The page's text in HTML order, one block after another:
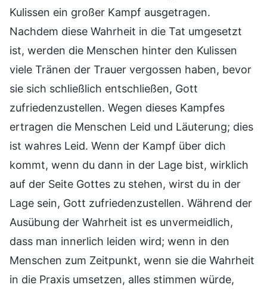
Kulissen ein großer Kampf ausgetragen.
Nachdem diese Wahrheit in die Tat umgesetzt
ist, werden die Menschen hinter den Kulissen
viele Tränen der Trauer vergossen haben, bevor
sie sich schließlich entschließen, Gott
zufriedenzustellen. Wegen dieses Kampfes
ertragen die Menschen Leid und Läuterung; dies
ist wahres Leid. Wenn der Kampf über dich
kommt, wenn du dann in der Lage bist, wirklich
auf der Seite Gottes zu stehen, wirst du in der
Lage sein, Gott zufriedenzustellen. Während der
Ausübung der Wahrheit ist es unvermeidlich,
dass man innerlich leiden wird; wenn in den
Menschen zum Zeitpunkt, wenn sie die Wahrheit
in die Praxis umsetzen, alles stimmen würde,